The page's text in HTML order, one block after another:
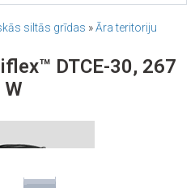
siltās grīdas »Āra teritoriju
DTCE-30, 267
W